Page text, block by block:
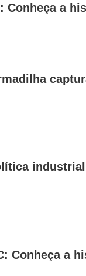
Conheça a
Conheça a